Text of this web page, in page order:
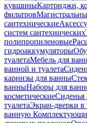
кувшиныКартриджи,
фильтров
сантехнические
систем сантехнических
полипропиленовые
гидроаккумуляторы
туалетаМебель для
ванной и туалета
карнизы для ванны
ванныНаборы для
косметическиеСиденья
туалетаЭкран-дверки в
ванную